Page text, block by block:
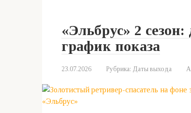
«Эльбрус» 2
график показа
23.07.2026 Рубрика: Даты выхода